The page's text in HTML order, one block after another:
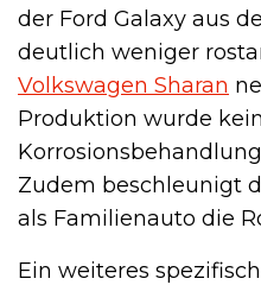
der Ford Galaxy aus
deutlich weniger
Volkswagen Sharan
Produktion wurde
Zudem beschleunigt
als Familienauto die
Ein weiteres